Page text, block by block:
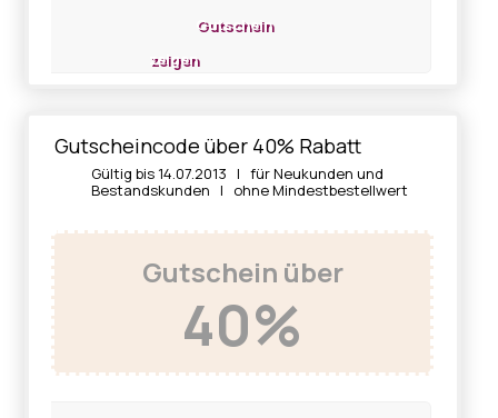
Gutschein
zeigen
Gutscheincode über 40% Rabatt
Gültig bis 14.07.2013 | für Neukunden und
Bestandskunden | ohne Mindestbestellwert
Gutschein über
40%